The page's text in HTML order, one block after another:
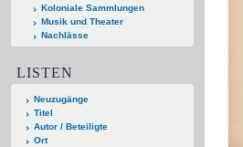
Koloniale Sammlungen
Musik und Theater
Nachlässe
LISTEN
Neuzugänge
Titel
Autor / Beteiligte
Ort